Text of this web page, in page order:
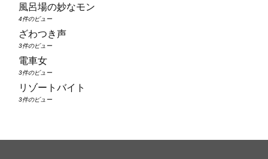
風呂場の妙なモン
4件のビュー
ざわつき声
3件のビュー
電車女
3件のビュー
リゾートバイト
3件のビュー